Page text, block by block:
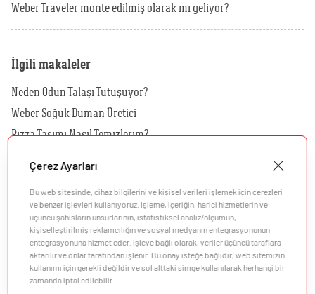
Weber Traveler monte edilmiş olarak mı geliyor?
İlgili makaleler
Neden Odun Talaşı Tutuşuyor?
Weber Soğuk Duman Üretici
Pizza Taşımı Nasıl Temizlerim?
Hangi Kılıf Benim Barbeküm İçin Uygundur?
Hangi Rotisserie'yi Kömürlü Barbeküm İçin Kullanmalıyım?
Çerez Ayarları
Bu web sitesinde, cihaz bilgilerini ve kişisel verileri işlemek için çerezleri
ve benzer işlevleri kullanıyoruz. İşleme, içeriğin, harici hizmetlerin ve
üçüncü şahısların unsurlarının, istatistiksel analiz/ölçümün,
kişiselleştirilmiş reklamcılığın ve sosyal medyanın entegrasyonunun
entegrasyonuna hizmet eder. İşleve bağlı olarak, veriler üçüncü taraflara
aktarılır ve onlar tarafından işlenir. Bu onay isteğe bağlıdır, web sitemizin
kullanımı için gerekli değildir ve sol alttaki simge kullanılarak herhangi bir
zamanda iptal edilebilir.